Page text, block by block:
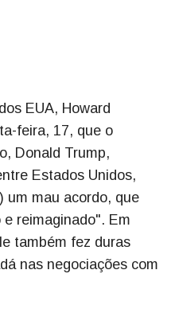
EUA, Howard
feira, 17, que o
Donald Trump,
Estados Unidos,
um mau acordo, que
reimaginado". Em
também fez duras
nas negociações com